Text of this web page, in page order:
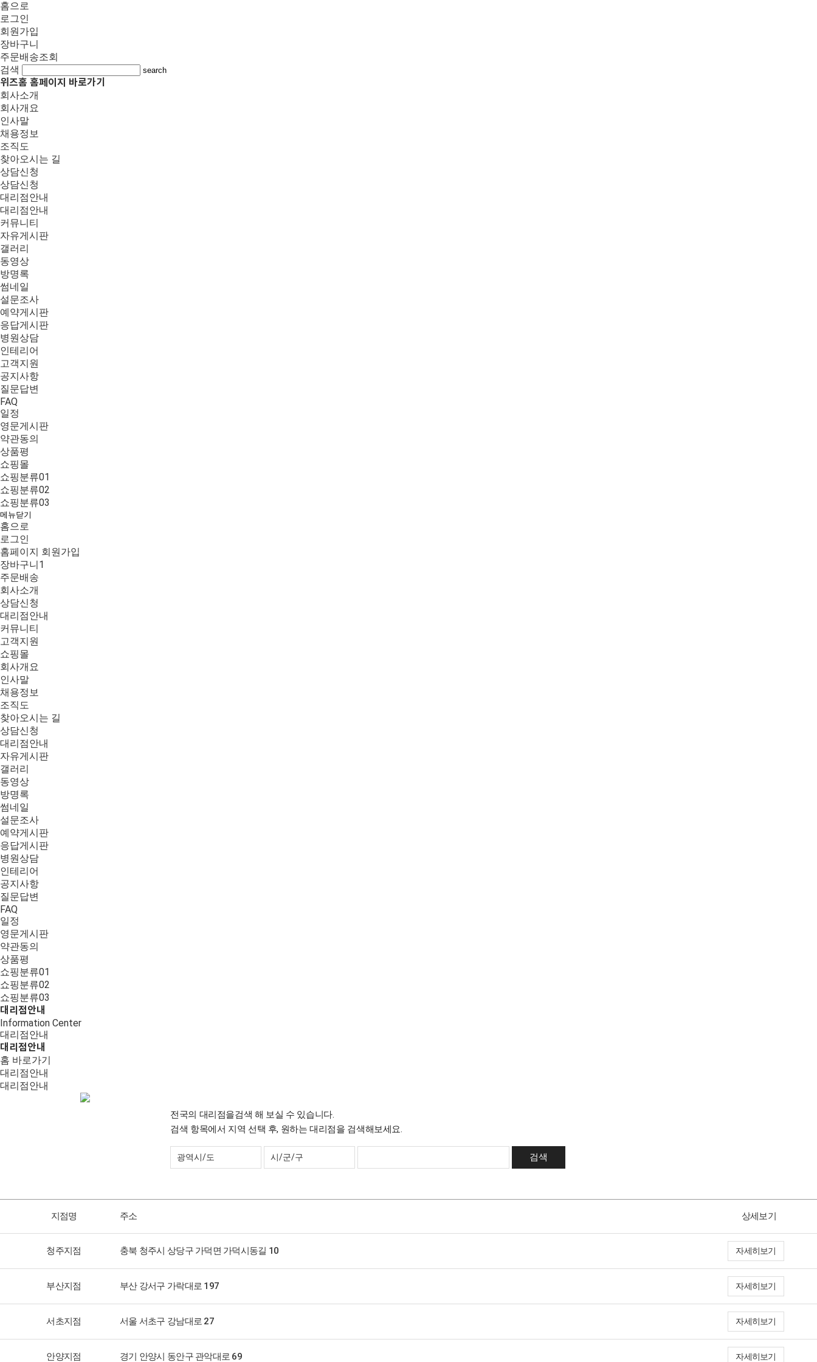
홈으로
로그인
회원가입
장바구니
주문배송조회
검색
search
위즈홈 홈페이지 바로가기
회사소개
회사개요
인사말
채용정보
조직도
찾아오시는 길
상담신청
상담신청
대리점안내
대리점안내
커뮤니티
자유게시판
갤러리
동영상
방명록
썸네일
설문조사
예약게시판
응답게시판
병원상담
인테리어
고객지원
공지사항
질문답변
FAQ
일정
영문게시판
약관동의
상품평
쇼핑몰
쇼핑분류01
쇼핑분류02
쇼핑분류03
메뉴닫기
홈으로
로그인
홈페이지 회원가입
장바구니1
주문배송
회사소개
상담신청
대리점안내
커뮤니티
고객지원
쇼핑몰
회사개요
인사말
채용정보
조직도
찾아오시는 길
상담신청
대리점안내
자유게시판
갤러리
동영상
방명록
썸네일
설문조사
예약게시판
응답게시판
병원상담
인테리어
공지사항
질문답변
FAQ
일정
영문게시판
약관동의
상품평
쇼핑분류01
쇼핑분류02
쇼핑분류03
대리점안내
Information Center
대리점안내
대리점안내
홈 바로가기
대리점안내
대리점안내
전국의 대리점을검색 해 보실 수 있습니다.
검색
지점명 주소 상세보기
청주지점 충북 청주시 상당구 가덕면 가덕시동길 10 자세히보기
부산지점 부산 강서구 가락대로 197 자세히보기
서초지점 서울 서초구 강남대로 27 자세히보기
안양지점 경기 안양시 동안구 관악대로 69 자세히보기